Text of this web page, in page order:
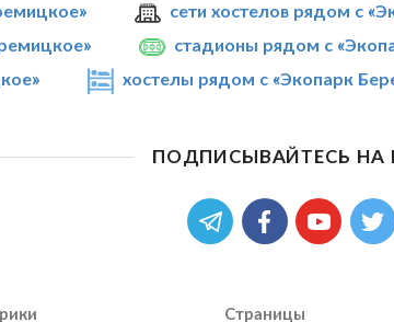
сети хостелов рядом с
стадионы рядом с
хостелы рядом с «Экопарк
ПОДПИСЫВАЙТЕСЬ НА
Страницы